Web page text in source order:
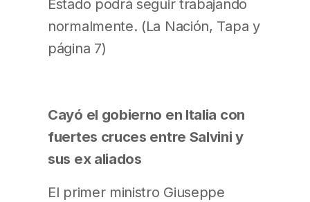
Estado podrá seguir trabajando
normalmente. (La Nación, Tapa y
página 7)
Cayó el gobierno en Italia con
fuertes cruces entre Salvini y
sus ex aliados
El primer ministro Giuseppe